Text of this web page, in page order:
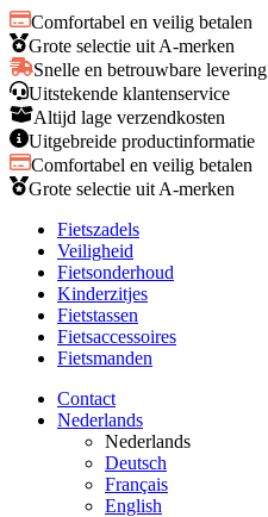
Comfortabel en veilig betalen
Grote selectie uit A-merken
Snelle en betrouwbare levering
Uitstekende klantenservice
Altijd lage verzendkosten
Uitgebreide productinformatie
Comfortabel en veilig betalen
Grote selectie uit A-merken
Fietszadels
Veiligheid
Fietsonderhoud
Kinderzitjes
Fietstassen
Fietsaccessoires
Fietsmanden
Contact
Nederlands
Nederlands
Deutsch
Français
English